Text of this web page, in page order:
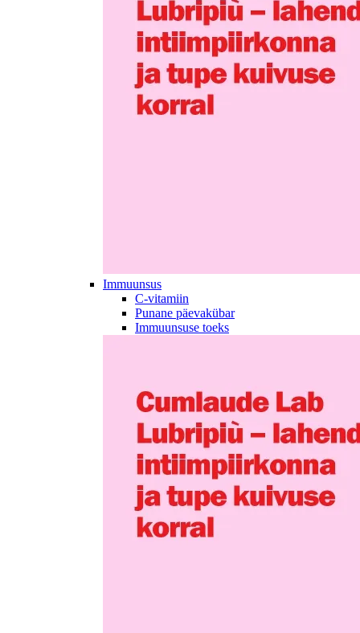
Immuunsus
C-vitamiin
Punane päevakübar
Immuunsuse toeks